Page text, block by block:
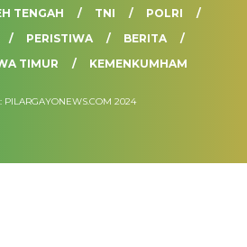
TENGAH TNI
POLRI
PERISTIWA
BERITA
TIMUR KEMENKUMHAM
PILARGAYONEWS.COM 2024